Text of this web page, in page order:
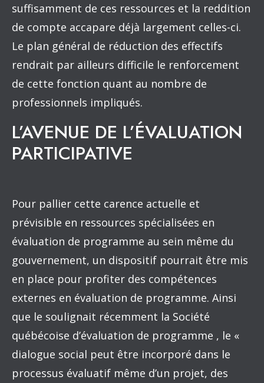
suffisamment de ces ressources et la reddition
de compte accapare déjà largement celles-ci.
Le plan général de réduction des effectifs
rendrait par ailleurs difficile le renforcement
de cette fonction quant au nombre de
professionnels impliqués.
L’AVENUE DE L’ÉVALUATION
PARTICIPATIVE
Pour pallier cette carence actuelle et
prévisible en ressources spécialisées en
évaluation de programme au sein même du
gouvernement, un dispositif pourrait être mis
en place pour profiter des compétences
externes en évaluation de programme. Ainsi
que le soulignait récemment la Société
québécoise d’évaluation de programme , le «
dialogue social peut être incorporé dans le
processus évaluatif même d’un projet, des